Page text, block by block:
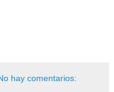
hay comentarios: